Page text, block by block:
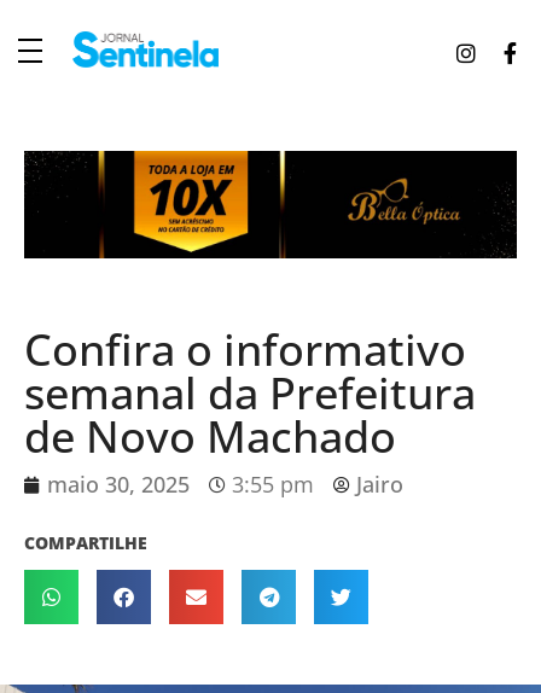
Confira o informativo
semanal da Prefeitura
de Novo Machado
maio 30, 2025 3:55 pm Jairo
COMPARTILHE